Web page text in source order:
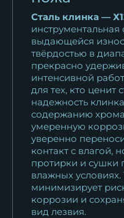
Нож
18
Нож
15 950
Сталь клинка —
инструментальная
выдающейся
твёрдостью в
прекрасно
интенсивной
для тех, кто ценит
надежность
содержанию
умеренную
уверенно
контакт с влагой,
протирки и сушки
влажных
минимизирует
коррозии и
вид лезвия.